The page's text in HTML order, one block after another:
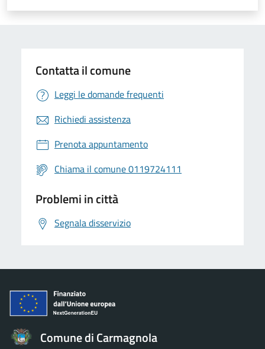
Valuta 5 stelle su 5
Valuta 4 stelle su 5
Valuta 3 stelle su 5
Valuta 2 stelle su 5
Valuta 1 stelle su 5
Contatta il comune
Leggi le domande frequenti
Richiedi assistenza
Prenota appuntamento
Chiama il comune 0119724111
Problemi in città
Segnala disservizio
Comune di Carmagnola